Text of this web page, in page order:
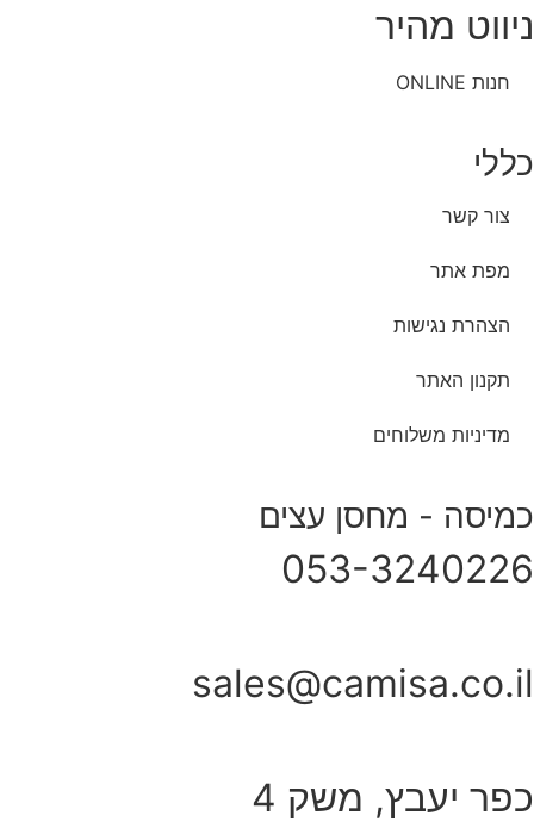
ניווט מהיר
חנות ONLINE
כללי
צור קשר
מפת אתר
הצהרת נגישות
תקנון האתר
מדיניות משלוחים
כמיסה - מחסן עצים
053-3240226
sales@camisa.co.il
כפר יעבץ, משק 4